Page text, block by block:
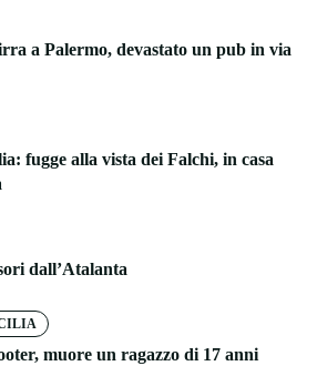
a Palermo, devastato un pub in via
fugge alla vista dei Falchi, in casa
dall’Atalanta
muore un ragazzo di 17 anni